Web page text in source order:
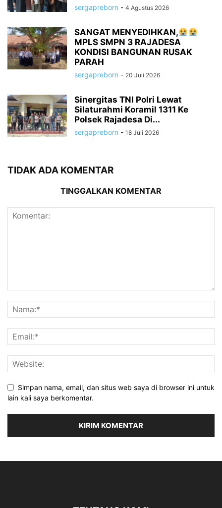
sergapreborn - 4 Agustus 2026
SANGAT MENYEDIHKAN,
MPLS SMPN 3 RAJADESA
KONDISI BANGUNAN RUSAK
PARAH
sergapreborn - 20 Juli 2026
Sinergitas TNI Polri Lewat
Silaturahmi Koramil 1311 Ke
Polsek Rajadesa Di...
sergapreborn - 18 Juli 2026
TIDAK ADA KOMENTAR
TINGGALKAN KOMENTAR
Simpan nama, email, dan situs web saya di browser ini untuk
lain kali saya berkomentar.